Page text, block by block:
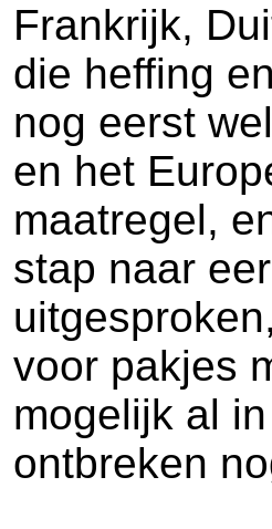
Frankrijk,
die heffing
nog eerst
en het
maatregel,
stap naar
voor pakjes
mogelijk al
ontbreken